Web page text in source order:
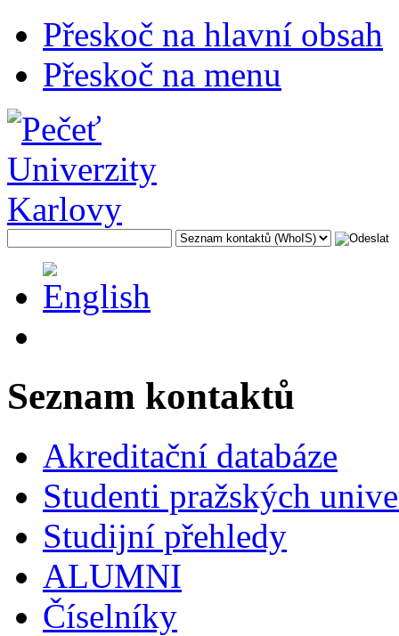
Přeskoč na hlavní obsah
Přeskoč na menu
Seznam kontaktů
Akreditační databáze
Studenti pražských
Studijní přehledy
ALUMNI
Číselníky